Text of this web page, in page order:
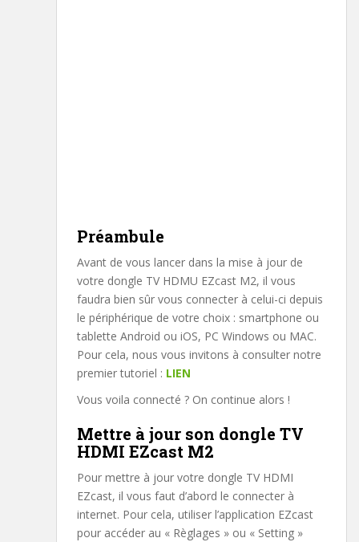
Préambule
Avant de vous lancer dans la mise à jour de
votre dongle TV HDMU EZcast M2, il vous
faudra bien sûr vous connecter à celui-ci depuis
le périphérique de votre choix : smartphone ou
tablette Android ou iOS, PC Windows ou MAC.
Pour cela, nous vous invitons à consulter notre
premier tutoriel : LIEN
Vous voila connecté ? On continue alors !
Mettre à jour son dongle TV
HDMI EZcast M2
Pour mettre à jour votre dongle TV HDMI
EZcast, il vous faut d’abord le connecter à
internet. Pour cela, utiliser l’application EZcast
pour accéder au « Règlages » ou « Setting »